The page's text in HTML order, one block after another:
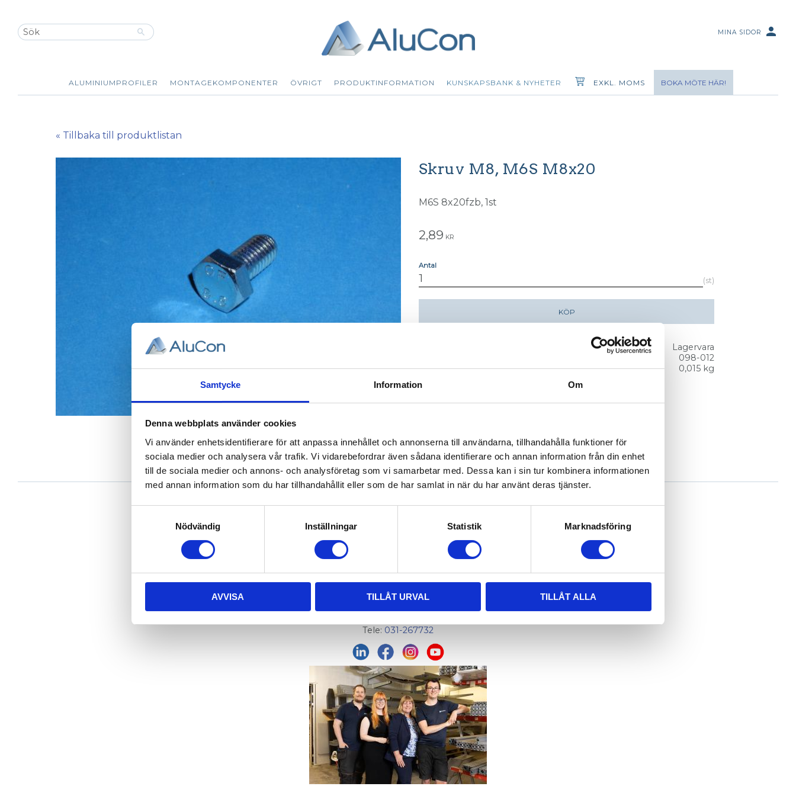
Samtycke Information Om
Denna webbplats använder cookies
Vi använder enhetsidentifierare för att anpassa innehållet och annonserna till användarna, tillhandahålla funktioner för
sociala medier och analysera vår trafik. Vi vidarebefordrar även sådana identifierare och annan information från din enhet
till de sociala medier och annons- och analysföretag som vi samarbetar med. Dessa kan i sin tur kombinera informationen
med annan information som du har tillhandahållit eller som de har samlat in när du har använt deras tjänster.
Nödvändig
Inställningar Statistik Marknadsföring
AVVISA TILLÅT URVAL TILLÅT ALLA
MINA SIDOR person
ALUMINIUMPROFILER MONTAGEKOMPONENTER ÖVRIGT PRODUKTINFORMATION KUNSKAPSBANK & NYHETER EXKL. MOMS BOKA MÖTE HÄR!
« Tillbaka till produktlistan
Skruv M8, M6S M8x20
M6S 8x20fzb, 1st
2,89 KR
Antal
st
KÖP
Lagervara
098-012
Vikt
0,015 kg
Adress:Von Utfallsgatan 16, 415 05 Göteborg
Öppettider hämtlager:
Vardagar: 08:00 -16:00 - Lunch 12:00 - 13:00
Tele: 031-267732